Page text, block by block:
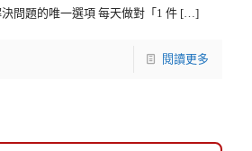
問題的唯一選項 每天做對「1 件 […]
閱讀更多